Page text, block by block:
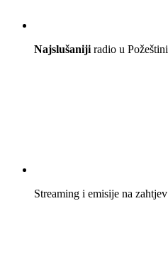
Najslušaniji radio u Požeštini
Streaming i emisije na zahtjev